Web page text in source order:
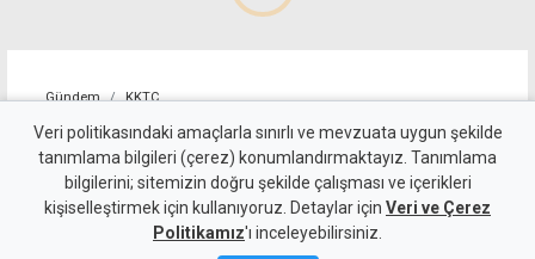
Gündem KKTC
520 sürücü rapor edildi: Hız
ihlali ilk sırada, alkollü
sürücüler ikinci sırada
Veri politikasındaki amaçlarla sınırlı ve mevzuata uygun şekilde
tanımlama bilgileri (çerez) konumlandırmaktayız. Tanımlama
bilgilerini; sitemizin doğru şekilde çalışması ve içerikleri
kişiselleştirmek için kullanıyoruz. Detaylar için Veri ve Çerez
Politikamız'ı inceleyebilirsiniz.